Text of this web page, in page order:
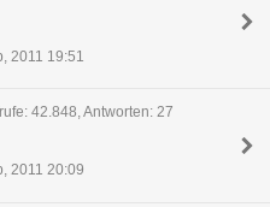
2011 19:51
42.848, Antworten: 27
2011 20:09